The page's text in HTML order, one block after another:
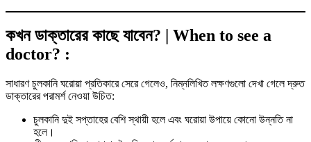
কখন ডাক্তারের কাছে যাবেন? | When to see a
doctor? :
সাধারণ চুলকানি ঘরোয়া প্রতিকারে সেরে গেলেও, নিম্নলিখিত লক্ষণগুলো দেখা গেলে দ্রুত
ডাক্তারের পরামর্শ নেওয়া উচিত:
চুলকানি দুই সপ্তাহের বেশি স্থায়ী হলে এবং ঘরোয়া উপায়ে কোনো উন্নতি না
হলে।